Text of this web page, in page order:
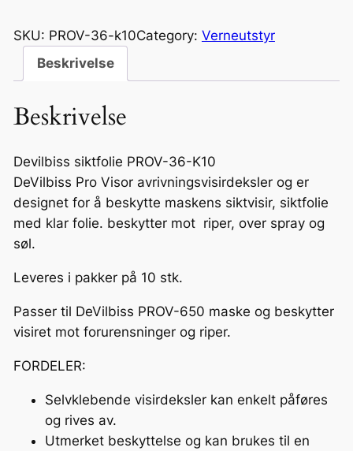
a
f
i
s
o
r
s
P
c
k
O
SKU: PROV-36-k10Category: Verneutstyr
Beskrivelse
Beskrivelse
Devilbiss siktfolie PROV-36-K10
DeVilbiss Pro Visor avrivningsvisirdeksler og er
designet for å beskytte maskens siktvisir, siktfolie
med klar folie. beskytter mot riper, over spray og
søl.
Leveres i pakker på 10 stk.
Passer til DeVilbiss PROV-650 maske og beskytter
visiret mot forurensninger og riper.
FORDELER:
Selvklebende visirdeksler kan enkelt påføres
og rives av.
Utmerket beskyttelse og kan brukes til en